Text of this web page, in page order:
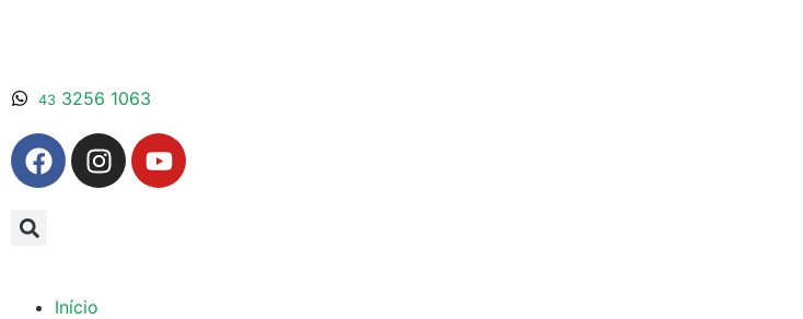
43 3256 1063
Início